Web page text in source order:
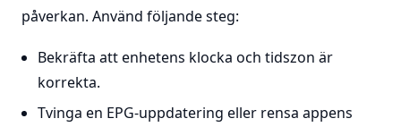
påverkan. Använd följande steg:
Bekräfta att enhetens klocka och tidszon är
korrekta.
Tvinga en EPG-uppdatering eller rensa appens